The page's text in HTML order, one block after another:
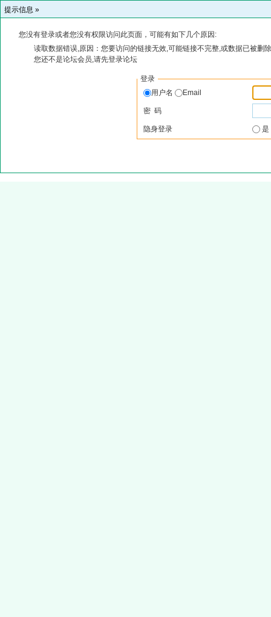
提示信息 »
您没有登录或者您没有权限访问此页面，可能有如下几个原因:
读取数据错误,原因：您要访问的链接无效,可能链接不完整,或数据已被删
您还不是论坛会员,请先登录论坛
登录
用户名
Email
密 码
隐身登录